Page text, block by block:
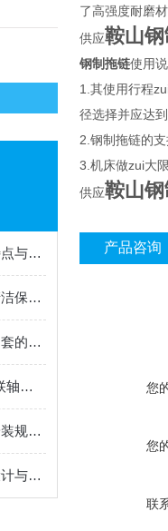
防火液压支柱保护套性能特点与阻燃防护应用
防尘液压立柱保护套日常清洁保养与更换规范
如何延长防尘液压立柱保护套的使用寿命？
2026年大扭矩/耐高温精密联轴器定制找哪家？能实现精准定制的优质厂家盘点
煤矿用液压立柱保护套的安装规范与使用寿命提升方案
液压支架立柱防尘罩结构设计与密封防护原理
了高强度耐磨
供应鞍山
钢制拖链使用
1.其使用行程
径选择并应达
2.钢制拖链的
3.机床做zui大
供应鞍山
产品咨询
您
您
联